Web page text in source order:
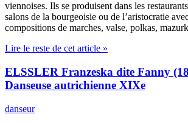
viennoises. Ils se produisent dans les
salons de la bourgeoisie ou de l’aristocratie
compositions de marches, valse, polkas,
Lire le reste de cet article »
ELSSLER Franzeska dite Fanny
Danseuse autrichienne XIXe
danseur